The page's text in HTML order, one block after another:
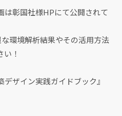
は彰国社様HPにて公開されて
環境解析結果やその活用方法
！
デザイン実践ガイドブック』